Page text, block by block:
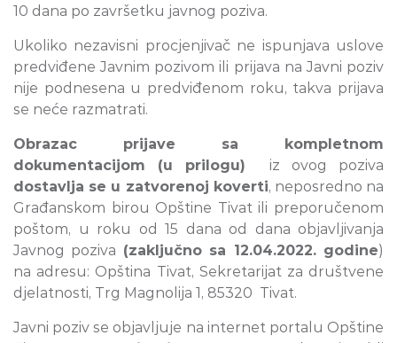
10 dana po završetku javnog poziva.
Ukoliko nezavisni procjenjivač ne ispunjava uslove
predviđene Javnim pozivom ili prijava na Javni poziv
nije podnesena u predviđenom roku, takva prijava
se neće razmatrati.
Obrazac prijave sa kompletnom
dokumentacijom (u prilogu) iz ovog poziva
dostavlja se u zatvorenoj koverti, neposredno na
Građanskom birou Opštine Tivat ili preporučenom
poštom, u roku od 15 dana od dana objavljivanja
Javnog poziva (zaključno sa 12.04.2022. godine)
na adresu: Opština Tivat, Sekretarijat za društvene
djelatnosti, Trg Magnolija 1, 85320 Tivat.
Javni poziv se objavljuje na internet portalu Opštine